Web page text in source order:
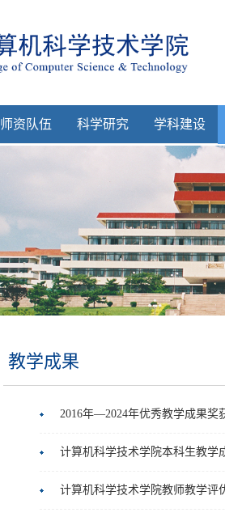
师资队伍 科学研究 学科建设
教学成果
2016年—2024年优秀教学成果奖
计算机科学技术学院本科生教学
计算机科学技术学院教师教学评